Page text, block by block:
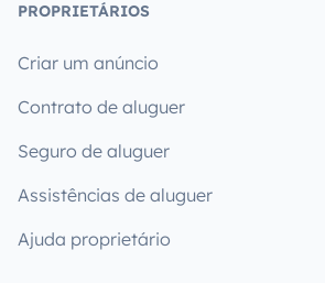
PROPRIETÁRIOS
Criar um anúncio
Contrato de aluguer
Seguro de aluguer
Assistências de aluguer
Ajuda proprietário